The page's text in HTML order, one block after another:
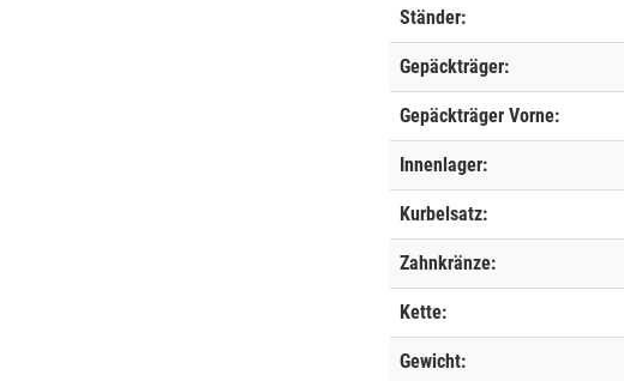
Ständer:
Gepäckträger:
Gepäckträger Vorne:
Innenlager:
Kurbelsatz:
Zahnkränze:
Kette:
Gewicht: